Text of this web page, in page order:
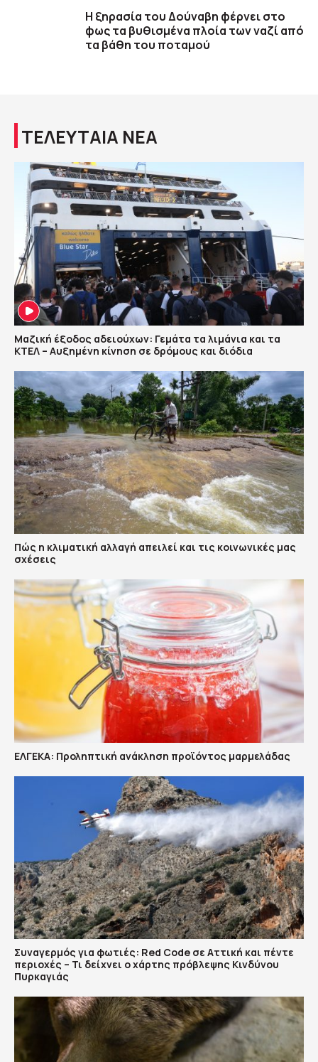
Η ξηρασία του Δούναβη φέρνει στο
φως τα βυθισμένα πλοία των ναζί από
τα βάθη του ποταμού
ΤΕΛΕΥΤΑΙΑ ΝΕΑ
Μαζική έξοδος αδειούχων: Γεμάτα τα λιμάνια και τα
ΚΤΕΛ – Αυξημένη κίνηση σε δρόμους και διόδια
Πώς η κλιματική αλλαγή απειλεί και τις κοινωνικές μας
σχέσεις
ΕΛΓΕΚΑ: Προληπτική ανάκληση προϊόντος μαρμελάδας
Συναγερμός για φωτιές: Red Code σε Αττική και πέντε
περιοχές – Τι δείχνει ο χάρτης πρόβλεψης Κινδύνου
Πυρκαγιάς